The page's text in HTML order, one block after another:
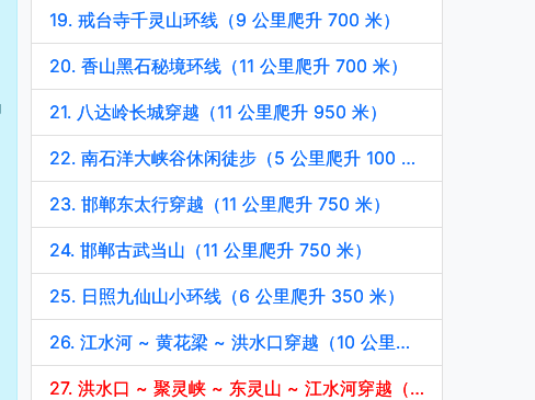
19. 戒台寺千灵山环线（9 公里爬升 700 米）
20. 香山黑石秘境环线（11 公里爬升 700 米）
21. 八达岭长城穿越（11 公里爬升 950 米）
22. 南石洋大峡谷休闲徒步（5 公里爬升 100 米）
23. 邯郸东太行穿越（11 公里爬升 750 米）
24. 邯郸古武当山（11 公里爬升 750 米）
25. 日照九仙山小环线（6 公里爬升 350 米）
26. 江水河 ~ 黄花梁 ~ 洪水口穿越（10 公里爬升 400 米）
27. 洪水口 ~ 聚灵峡 ~ 东灵山 ~ 江水河穿越（14 公里爬升 1400 米）